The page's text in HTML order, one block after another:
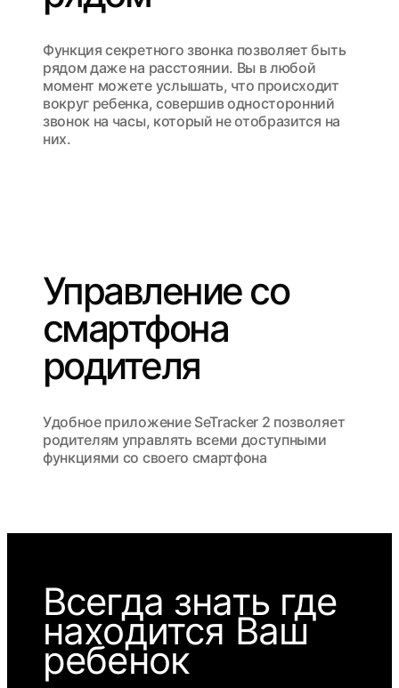
Функция секретного звонка позволяет быть
рядом даже на расстоянии. Вы в любой
момент можете услышать, что происходит
вокруг ребенка, совершив односторонний
звонок на часы, который не отобразится на
них.
Управление со
смартфона
родителя
Удобное приложение SeTracker 2 позволяет
родителям управлять всеми доступными
функциями со своего смартфона
Всегда знать где
находится Ваш
ребенок